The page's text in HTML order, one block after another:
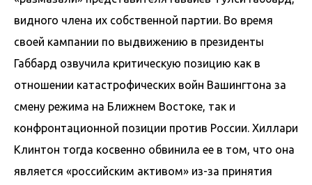
видного члена их собственной партии. Во время
своей кампании по выдвижению в президенты
Габбард озвучила критическую позицию как в
отношении катастрофических войн Вашингтона за
смену режима на Ближнем Востоке, так и
конфронтационной позиции против России. Хиллари
Клинтон тогда косвенно обвинила ее в том, что она
является «российским активом» из-за принятия